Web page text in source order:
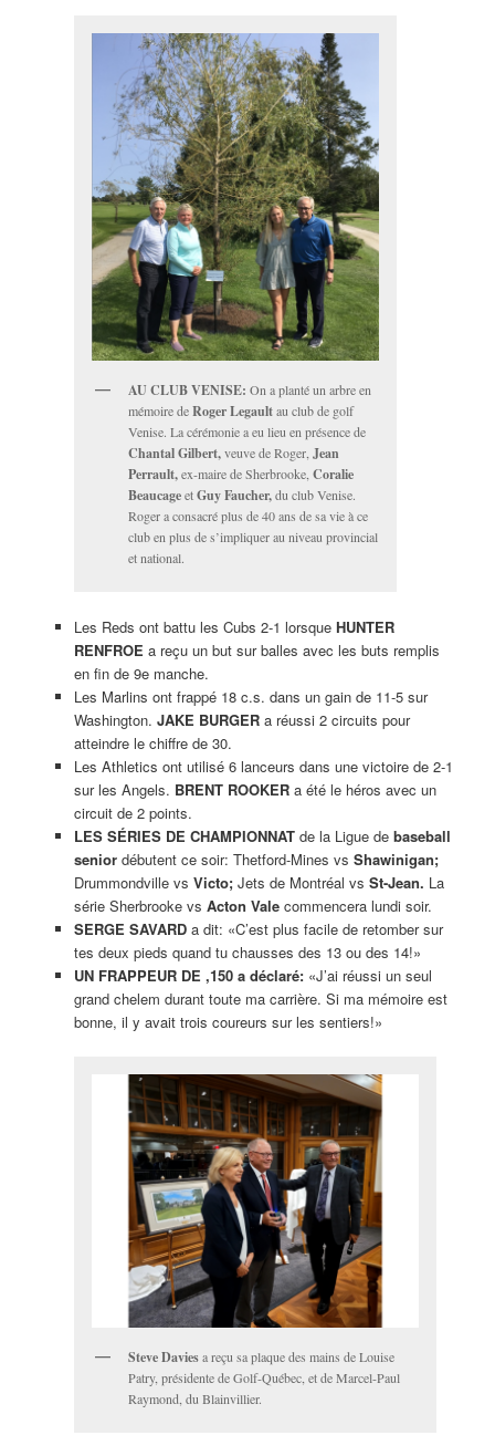
AU CLUB VENISE: On a planté un arbre en
mémoire deRoger Legaultau club de golf
Venise. La cérémonie a eu lieu en présence de
Chantal Gilbert,veuve de Roger, Jean
Perrault,ex-maire de Sherbrooke, Coralie
BeaucageetGuy Faucher,du club Venise.
Roger a consacré plus de 40 ans de sa vie à ce
club en plus de s’impliquer au niveau provincial
et national.
Les Reds ont battu les Cubs 2-1 lorsque HUNTER
RENFROE a reçu un but sur balles avec les buts remplis
en fin de 9e manche.
Les Marlins ont frappé 18 c.s. dans un gain de 11-5 sur
Washington. JAKE BURGERa réussi 2 circuits pour
atteindre le chiffre de 30.
Les Athletics ont utilisé 6 lanceurs dans une victoire de 2-1
sur les Angels. BRENT ROOKERa été le héros avec un
circuit de 2 points.
LES SÉRIES DE CHAMPIONNATde la Ligue de baseball
seniordébutent ce soir: Thetford-Mines vs Shawinigan;
Drummondville vs Victo;Jets de Montréal vs St-Jean. La
série Sherbrooke vs Acton Valecommencera lundi soir.
SERGE SAVARDa dit: «C’est plus facile de retomber sur
tes deux pieds quand tu chausses des 13 ou des 14!»
UN FRAPPEUR DE ,150 a déclaré: «J’ai réussi un seul
grand chelem durant toute ma carrière. Si ma mémoire est
bonne, il y avait trois coureurs sur les sentiers!»
Steve Daviesa reçu sa plaque des mains de Louise
Patry, présidente de Golf-Québec, et de Marcel-Paul
Raymond, du Blainvillier.